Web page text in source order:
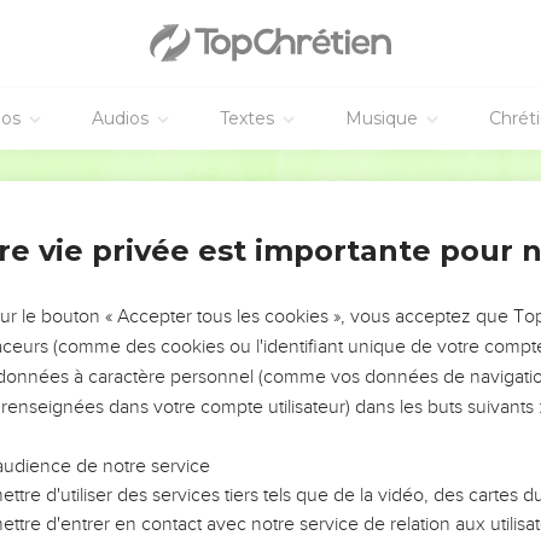
Audios Textes Musique
deux disciples
onze disciples
onze, qui étaient assis ensemble, et il leur reprocha leur
point cru ceux qui l'avaient vu ressuscité.
le monde, et prêchez l'Evangile à toute créature.
aura été baptisé, sera sauvé ; mais celui qui n'aura point cru,
qui accompagneront ceux qui auront cru : ils chasseront les
langages ;
aux malades, et ils seront guéris.
de Dieu
vie privée est importante pour
le bouton « Accepter tous les cookies », vous acceptez que
(comme des cookies ou l'identifiant unique de votre
à caractère personnel (comme vos données de
dans votre compte utilisateur) dans les buts suivants :
de notre service
d'utiliser des services tiers tels que de la vidéo, des cartes
d'entrer en contact avec notre service de relation aux